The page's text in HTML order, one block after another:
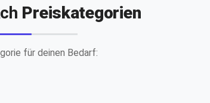
Preiskategorien
für deinen Bedarf: